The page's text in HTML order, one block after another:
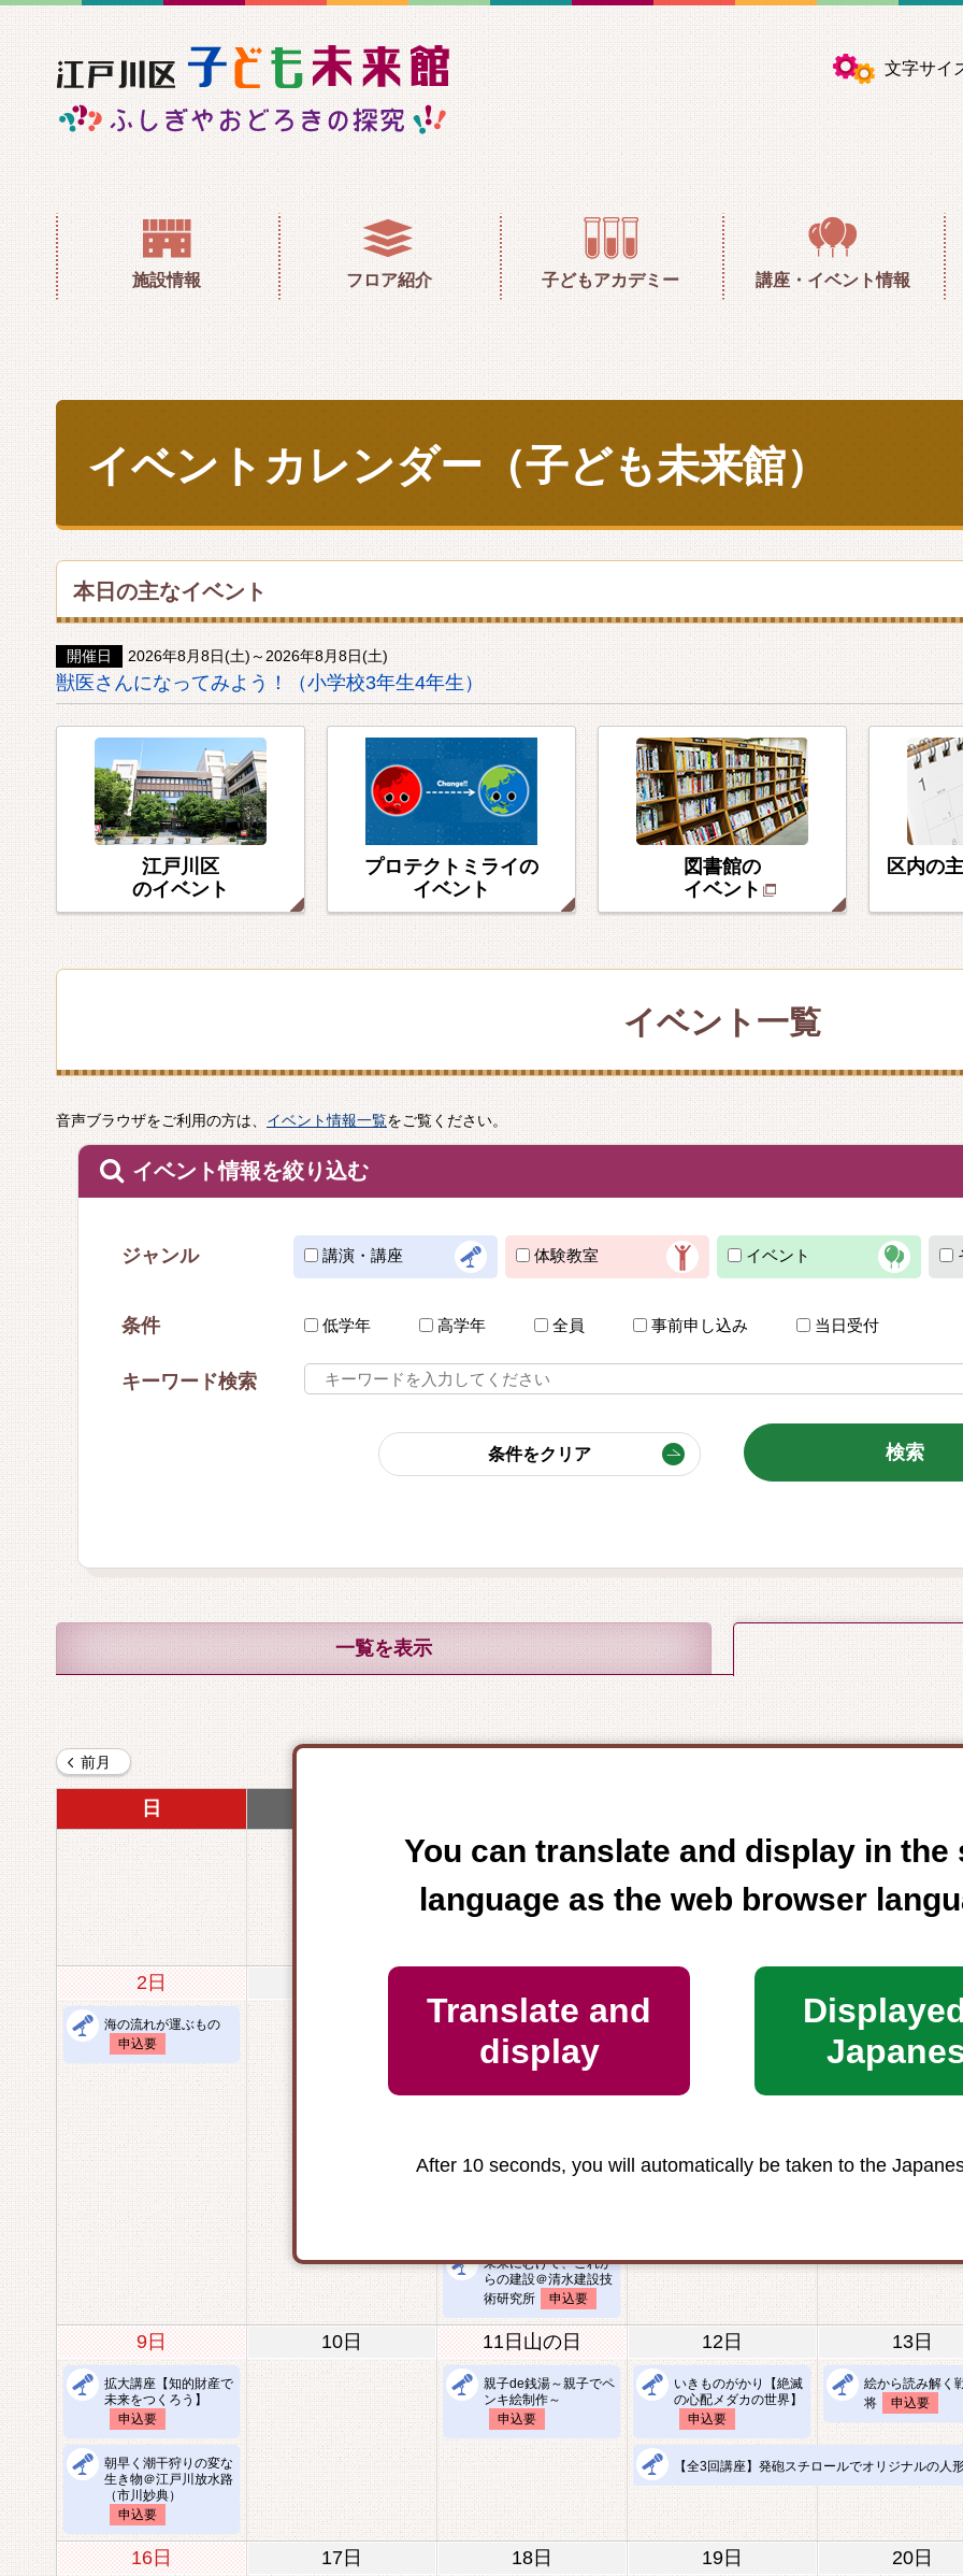
You can translate and display in the
language as the web browser
Translate and
display
After 10 seconds, you will automatically be taken to the
江戸川区子ども未来館 ふしぎやおどろきの探究
文字サイ
施設情報 フロア紹介 子どもアカデミー 講座・イベント情報
イベントカレンダー（子ども未来館）
本日の主なイベント
開催日 2026年8月8日(土)～2026年8月8日(土)
獣医さんになってみよう！（小学校3年生4年生）
江戸川区
のイベント
プロテクトミライの
イベント
図書館の
イベント
区内の
イベント一覧
音声ブラウザをご利用の方は、 イベント情報一覧をご覧ください。
イベント情報を絞り込む
ジャンル 講演・講座 体験教室 イベント
条件 低学年 高学年 全員 事前申し込み 当日受付
キーワード検索
条件をクリア
一覧を表示
前月 8
日
2日
海の流れが運ぶもの
申込要
植物だって動きたい
申込要
【全2回講座】描くぞ、作るぞ、妖怪絵巻
未来にむけて、これか
らの建設＠清水建設技
術研究所
申込要
9日 10日 11日 山の日 12日 13日
拡大講座【知的財産で
未来をつくろう】
申込要
親子de銭湯～親子でペ
ンキ絵制作～
申込要
いきものがかり【絶滅
の心配メダカの世界】
申込要
絵から読み解く
将
申込要
朝早く潮干狩りの変な
生き物＠江戸川放水路
（市川妙典）
申込要
【全3回講座】発砲スチロールでオリジナルの人
16日 17日 18日 19日 20日